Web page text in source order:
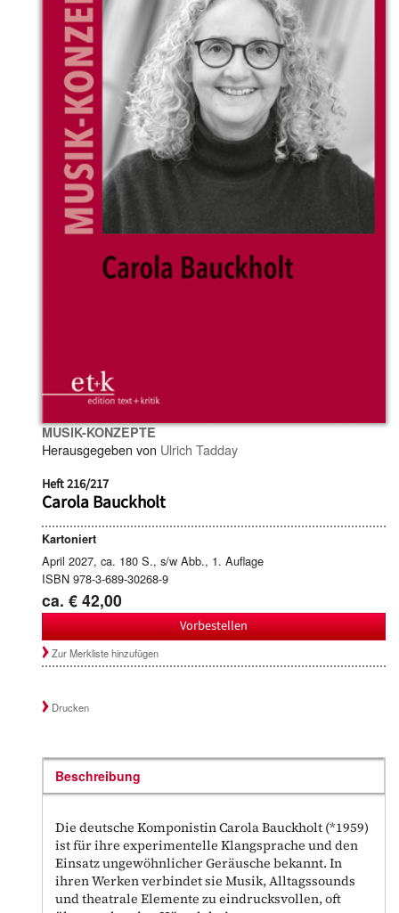
MUSIK-KONZEPTE
Herausgegeben von Ulrich Tadday
Heft 216/217
Carola Bauckholt
Kartoniert
April 2027, ca. 180 S., s/w Abb., 1. Auflage
ISBN 978-3-689-30268-9
ca. € 42,00
Vorbestellen
Zur Merkliste hinzufügen
Drucken
Beschreibung
Die deutsche Komponistin Carola Bauckholt (*1959)
ist für ihre experimentelle Klangsprache und den
Einsatz ungewöhnlicher Geräusche bekannt. In
ihren Werken verbindet sie Musik, Alltagssounds
und theatrale Elemente zu eindrucksvollen, oft